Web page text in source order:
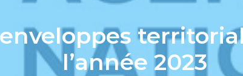
l’année 2023